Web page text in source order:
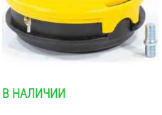
В НАЛИЧИИ